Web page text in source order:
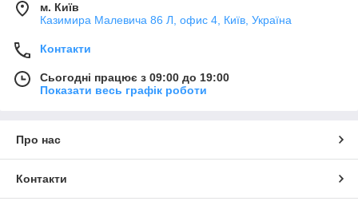
м. Київ
Казимира Малевича 86 Л, офис 4, Київ, Україна
Контакти
Сьогодні працює з 09:00 до 19:00
Показати весь графік роботи
Про нас
Контакти